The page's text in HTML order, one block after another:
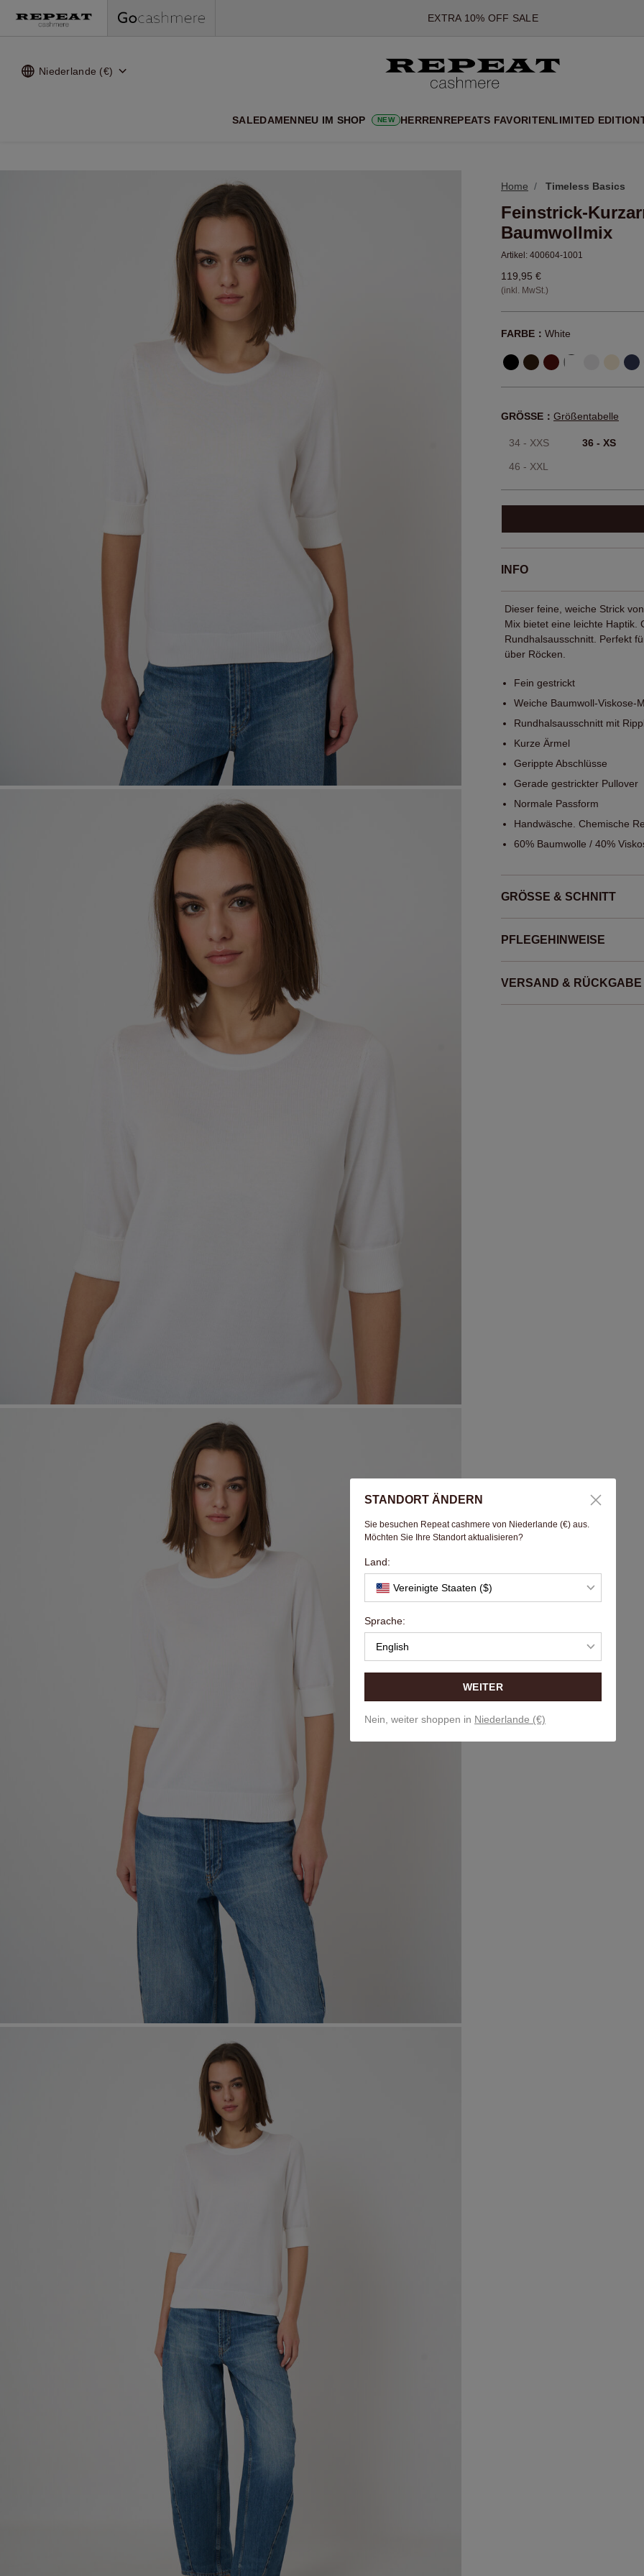
*DIESES ANGEBOT GILT BIS ZUM 12 AUGUST 2026
*GILT NICHT FÜR LIMITED EDITION
*AUSNAHMEN SIND MÖGLICH
NEUE CASHMERE-NEUHEITEN
EXTRA 10% OFF SALE
Niederlande (€)
SALEDAMENNEU IM SHOP NEW HERRENREPEATS FAVORITENLIMITED EDITION
Home Timeless Basics
Feinstrick-
Baumwollmix
Artikel: 400604-1001
119,95 €
(inkl. MwSt.)
FARBE： White
GRÖSSE： Größentabelle
34 - XXS 36 - XS
46 - XXL
INFO
Dieser feine, weiche Strick
Mix bietet eine leichte Haptik.
Rundhalsausschnitt. Perfekt
über Röcken.
Fein gestrickt
Weiche Baumwoll-Viskose-
Rundhalsausschnitt mit
Kurze Ärmel
Gerippte Abschlüsse
Gerade gestrickter Pullover
Normale Passform
Handwäsche. Chemische
60% Baumwolle / 40%
GRÖSSE & SCHNITT
PFLEGEHINWEISE
VERSAND & RÜCKGABE
STANDORT ÄNDERN
Sie besuchen Repeat cashmere von Niederlande (€) aus.
Möchten Sie Ihre Standort aktualisieren?
Land:
Vereinigte Staaten ($)
Sprache:
English
WEITER
Nein, weiter shoppen in Niederlande (€)